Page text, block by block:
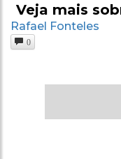
Veja mais
Rafael Fonteles
0